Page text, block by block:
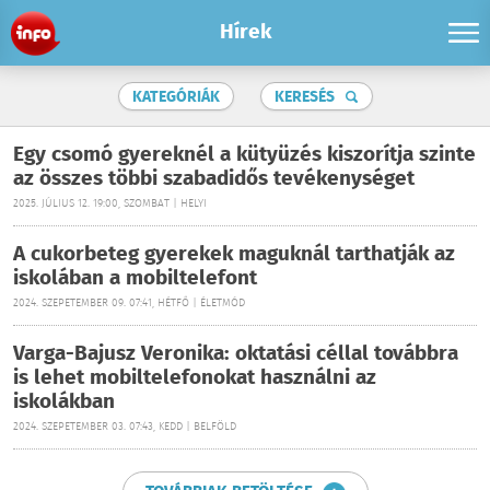
Hírek
KATEGÓRIÁK KERESÉS
Egy csomó gyereknél a kütyüzés kiszorítja szinte
az összes többi szabadidős tevékenységet
2025. JÚLIUS 12. 19:00, SZOMBAT | HELYI
A cukorbeteg gyerekek maguknál tarthatják az
iskolában a mobiltelefont
2024. SZEPETEMBER 09. 07:41, HÉTFŐ | ÉLETMÓD
Varga-Bajusz Veronika: oktatási céllal továbbra
is lehet mobiltelefonokat használni az
iskolákban
2024. SZEPETEMBER 03. 07:43, KEDD | BELFÖLD